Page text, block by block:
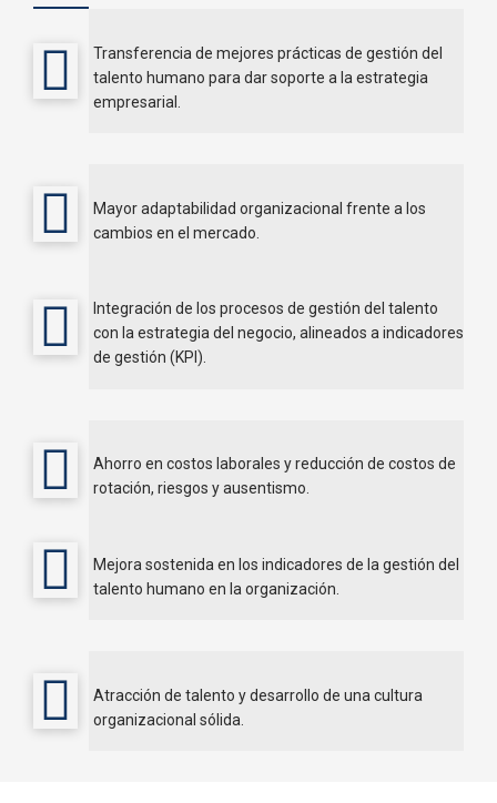
Transferencia de mejores prácticas de gestión del
talento humano para dar soporte a la estrategia
empresarial.
Mayor adaptabilidad organizacional frente a los
cambios en el mercado.
Integración de los procesos de gestión del talento
con la estrategia del negocio, alineados a indicadores
de gestión (KPI).
Ahorro en costos laborales y reducción de costos de
rotación, riesgos y ausentismo.
Mejora sostenida en los indicadores de la gestión del
talento humano en la organización.
Atracción de talento y desarrollo de una cultura
organizacional sólida.